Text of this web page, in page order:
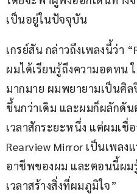
เป็นอยู่ในปัจจุบัน
เกรย์สัน กล่าวถึงเพลงนี้ว่า
ผมได้เรียนรู้ถึงความอดทน
มากมาย ผมพยายามเป็นศิ
ขึ้นกว่าเดิม และผมก็ผลักดัน
เวลาสักระยะหนึ่ง แต่ผมเชื่
Rearview Mirror เป็นเพล
อาชีพของผม และตอนนี้ผม
เวลาสร้างสิ่งที่ผมภูมิใจ”